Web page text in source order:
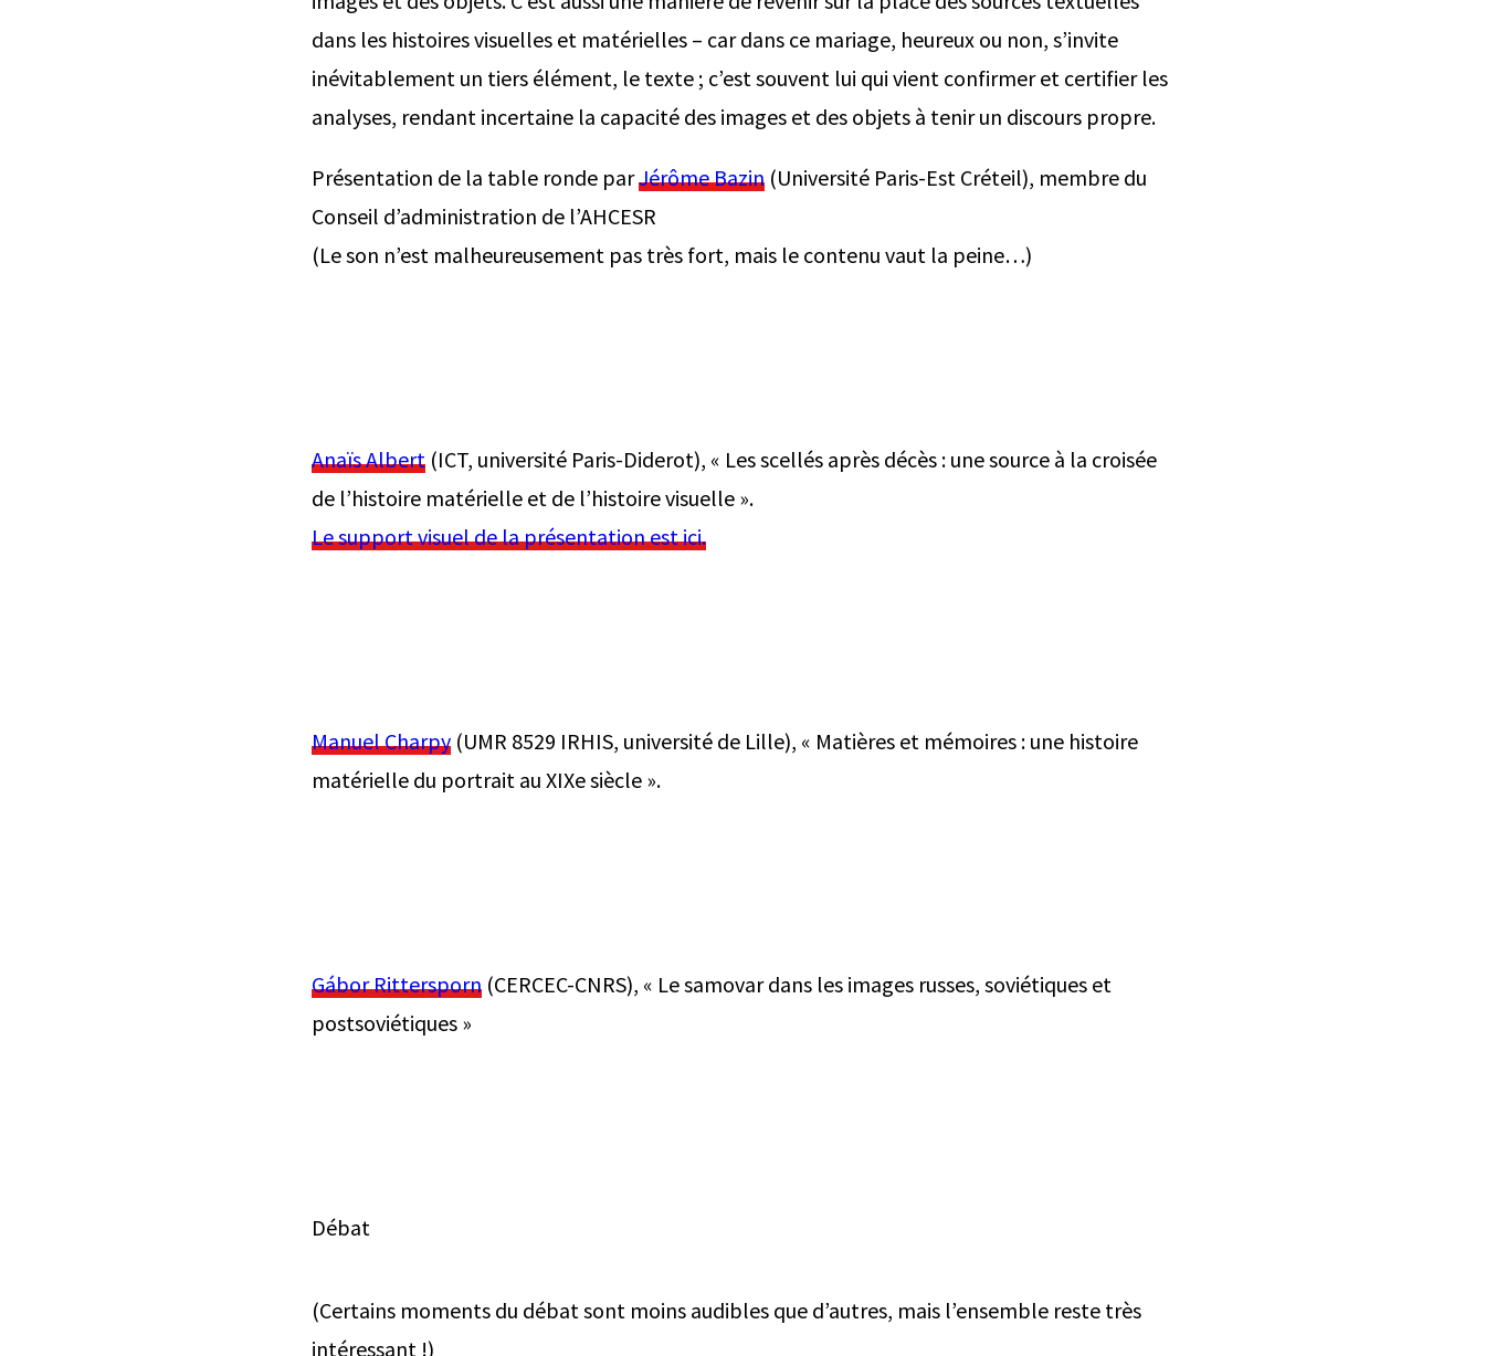
dans les histoires visuelles et matérielles – car dans ce mariage, heureux ou non, s’invite
inévitablement un tiers élément, le texte ; c’est souvent lui qui vient confirmer et certifier les
analyses, rendant incertaine la capacité des images et des objets à tenir un discours propre.
Présentation de la table ronde parJérôme Bazin (Université Paris-Est Créteil), membre du
Conseil d’administration de l’AHCESR
(Le son n’est malheureusement pas très fort, mais le contenu vaut la peine…)
Anaïs Albert (ICT, université Paris-Diderot), « Les scellés après décès : une source à la croisée
de l’histoire matérielle et de l’histoire visuelle ».
Le support visuel de la présentation est ici.
Manuel Charpy (UMR 8529 IRHIS, université de Lille), « Matières et mémoires : une histoire
matérielle du portrait au XIXe siècle ».
Gábor Rittersporn (CERCEC-CNRS), « Le samovar dans les images russes, soviétiques et
postsoviétiques »
Débat
(Certains moments du débat sont moins audibles que d’autres, mais l’ensemble reste très
intéressant !)